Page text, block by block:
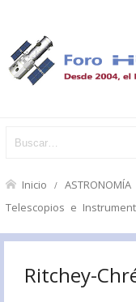
Inicio ASTRONOMÍA
Telescopios e
Ritchey-